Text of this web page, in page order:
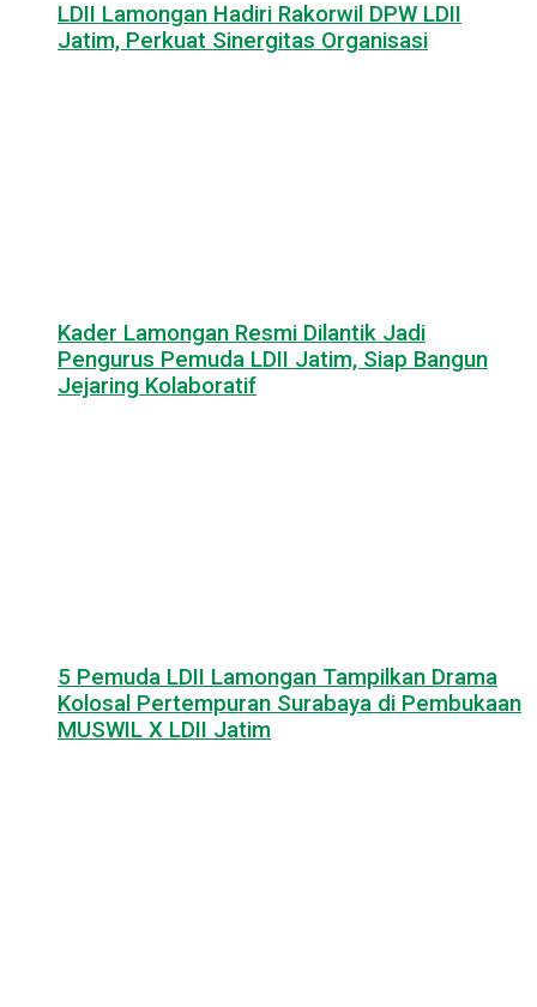
LDII Lamongan Hadiri Rakorwil DPW LDII
Jatim, Perkuat Sinergitas Organisasi
Kader Lamongan Resmi Dilantik Jadi
Pengurus Pemuda LDII Jatim, Siap Bangun
Jejaring Kolaboratif
5 Pemuda LDII Lamongan Tampilkan Drama
Kolosal Pertempuran Surabaya di Pembukaan
MUSWIL X LDII Jatim